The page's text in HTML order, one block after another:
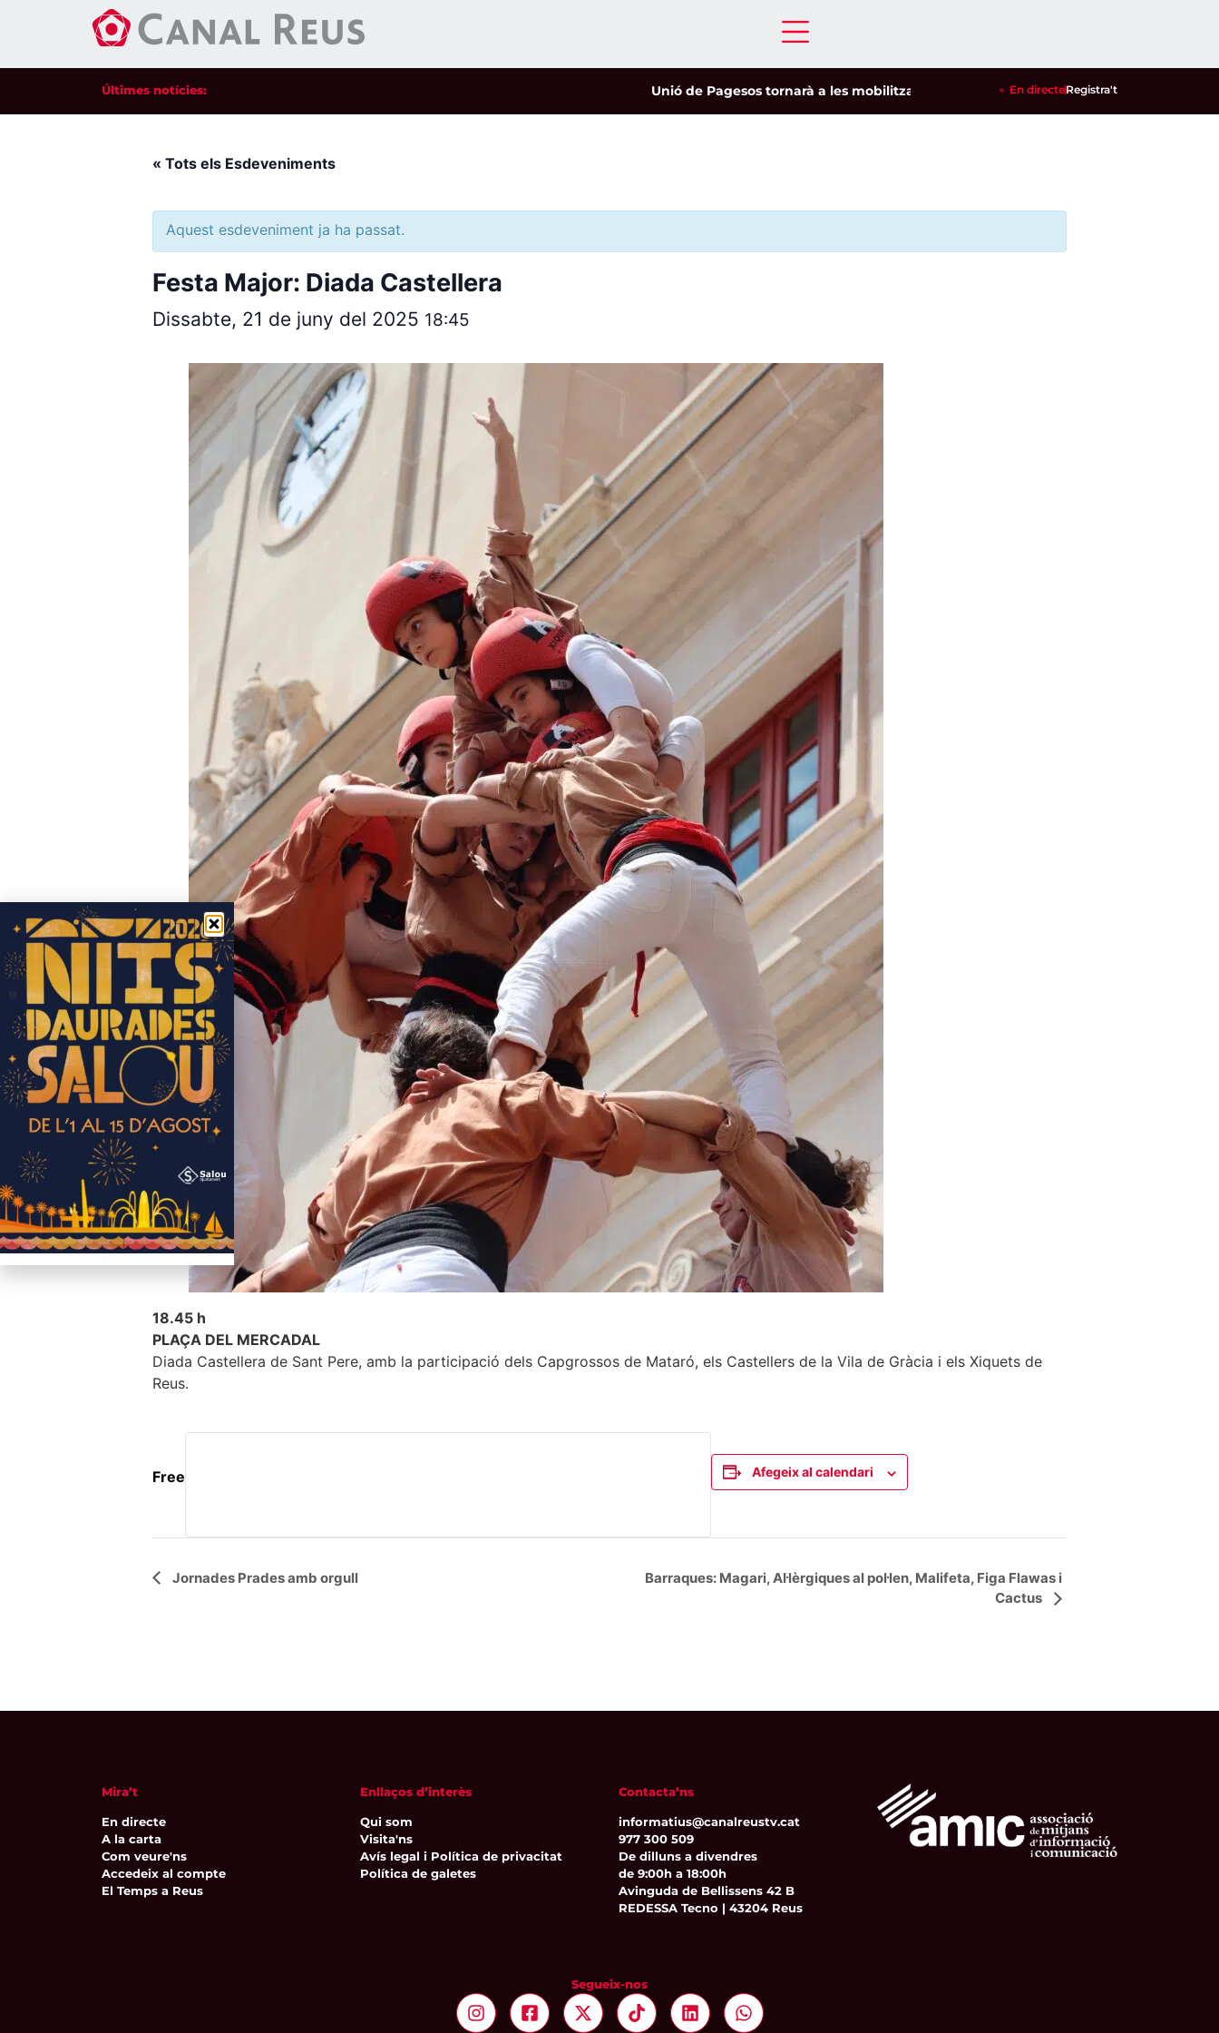
Últimes notícies: Unió de Pagesos tornarà a les mobilitzacions per defensar els cultius de la garrofa i
En directeRegistra't
« Tots els Esdeveniments
Aquest esdeveniment ja ha passat.
Festa Major: Diada Castellera
Dissabte, 21 de juny del 2025 18:45
18.45 h
PLAÇA DEL MERCADAL
Diada Castellera de Sant Pere, amb la participació dels Capgrossos de Mataró, els Castellers de la Vila de Gràcia i els Xiquets de
Reus.
Free Afegeix al calendari
Navegació
Jornades Prades amb orgull
Barraques: Magari, Al·lèrgiques al pol·len, Malifeta, Figa Flawas i
Cactus
Mira’t
En directe
A la carta
Com veure'ns
Accedeix al compte
El Temps a Reus
Enllaços d’interès
Qui som
Visita'ns
Avís legal i Política de privacitat
Política de galetes
Contacta’ns
informatius@canalreustv.cat
977 300 509
De dilluns a divendres
de 9:00h a 18:00h
Avinguda de Bellissens 42 B
REDESSA Tecno | 43204 Reus
Segueix-nos